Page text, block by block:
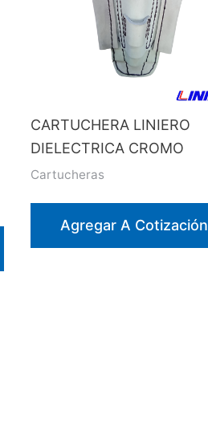
CARTUCHERA LINIERO
DIELECTRICA CROMO
Cartucheras
Agregar A Cotización